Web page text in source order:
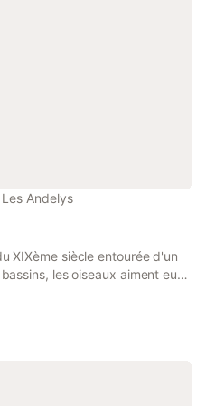
Andelys
XIXème siècle entourée d'un
les oiseaux aiment eux
sous le charme des 4
par Claude et Bernard